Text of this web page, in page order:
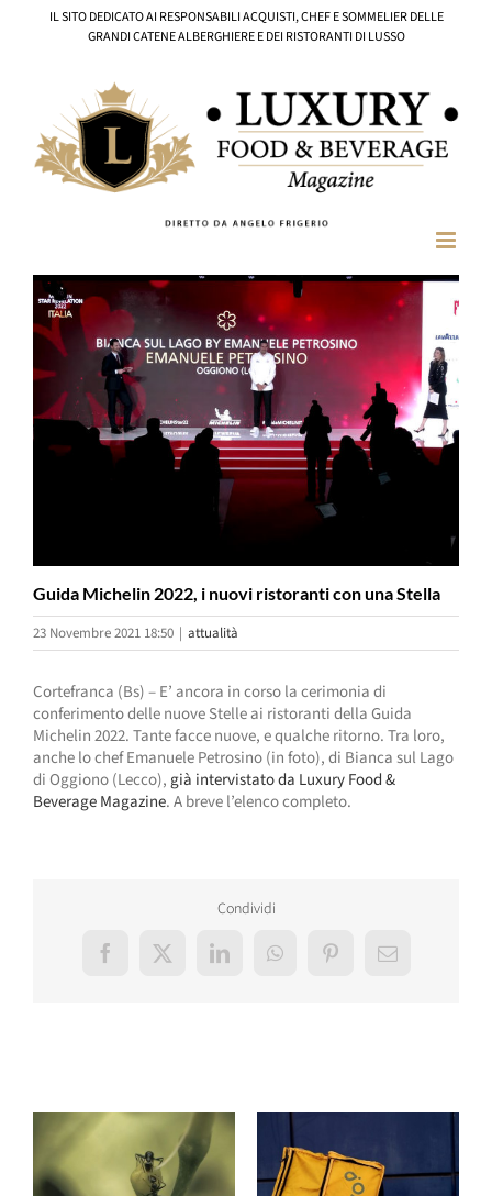
IL SITO DEDICATO AI RESPONSABILI ACQUISTI, CHEF E SOMMELIER DELLE
GRANDI CATENE ALBERGHIERE E DEI RISTORANTI DI LUSSO
Ingrandisci
immagine
Guida Michelin 2022, i nuovi ristoranti con una Stella
23 Novembre 2021 18:50 | attualità
Cortefranca (Bs) – E’ ancora in corso la cerimonia di
conferimento delle nuove Stelle ai ristoranti della Guida
Michelin 2022. Tante facce nuove, e qualche ritorno. Tra loro,
anche lo chef Emanuele Petrosino (in foto), di Bianca sul Lago
di Oggiono (Lecco), già intervistato da Luxury Food &
Beverage Magazine. A breve l’elenco completo.
Condividi
Facebook
X LinkedInWhatsAppPinterestEmail